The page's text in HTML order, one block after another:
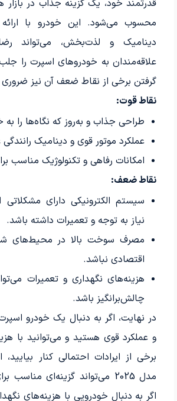
قدرتمند خود، یک گزینه جذاب در
محسوب می‌شود. این خودرو با ارائه
دینامیک و لذت‌بخش، می‌تواند
علاقه‌مندان به خودروهای اسپرت را
گرفتن برخی از نقاط ضعف آن نیز
نقاط قوت:
طراحی جذاب و به‌روز که نگاه‌ها را
عملکرد موتور قوی و دینامیک رانندگی
امکانات رفاهی و تکنولوژیک مناسب
نقاط ضعف:
سیستم الکترونیکی دارای
نیاز به توجه و تعمیرات داشته باشد.
مصرف سوخت بالا در محیط‌های
اقتصادی نباشد.
هزینه‌های نگهداری و تعمیرات
چالش‌برانگیز باشد.
در نهایت، اگر به دنبال یک خودرو
و عملکرد قوی هستید و می‌توانید با
برخی از ایرادات احتمالی کنار بیایید،
مدل 2025 می‌تواند گزینه‌ای
اگر به دنبال خودرویی با هزینه‌های